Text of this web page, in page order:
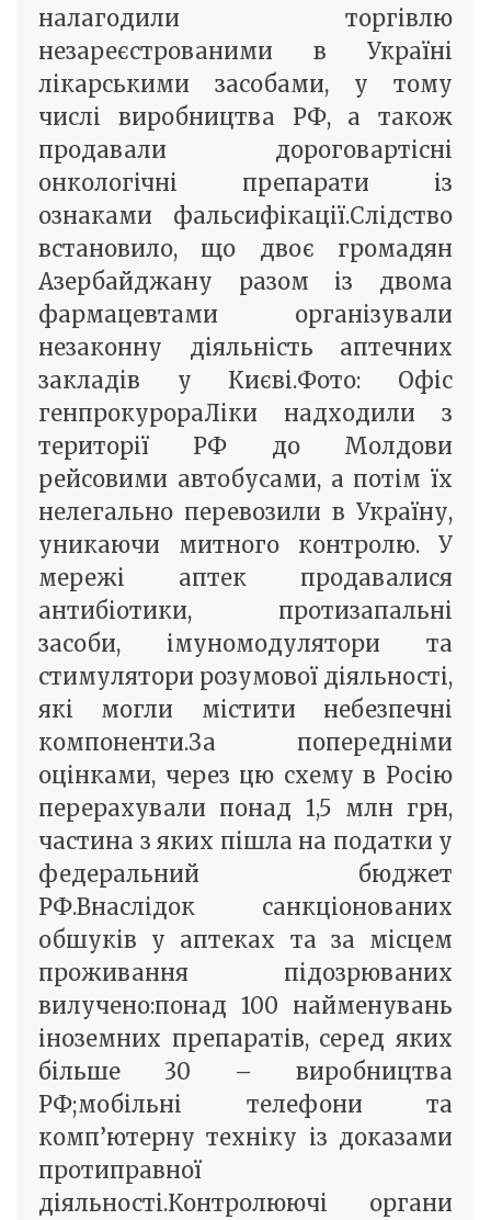
налагодили торгівлю
незареєстрованими в Україні
лікарськими засобами, у тому
числі виробництва РФ, а також
продавали дороговартісні
онкологічні препарати із
ознаками фальсифікації.Слідство
встановило, що двоє громадян
Азербайджану разом із двома
фармацевтами організували
незаконну діяльність аптечних
закладів у Києві.Фото: Офіс
генпрокурораЛіки надходили з
території РФ до Молдови
рейсовими автобусами, а потім їх
нелегально перевозили в Україну,
уникаючи митного контролю. У
мережі аптек продавалися
антибіотики, протизапальні
засоби, імуномодулятори та
стимулятори розумової діяльності,
які могли містити небезпечні
компоненти.За попередніми
оцінками, через цю схему в Росію
перерахували понад 1,5 млн грн,
частина з яких пішла на податки у
федеральний бюджет
РФ.Внаслідок санкціонованих
обшуків у аптеках та за місцем
проживання підозрюваних
вилучено:понад 100 найменувань
іноземних препаратів, серед яких
більше 30 – виробництва
РФ;мобільні телефони та
комп’ютерну техніку із доказами
протиправної
діяльності.Контролюючі органи